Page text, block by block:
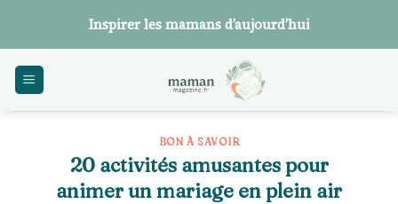
content
Inspirer les mamans d’aujourd’hui
BON À SAVOIR
20 activités amusantes pour
animer un mariage en plein air